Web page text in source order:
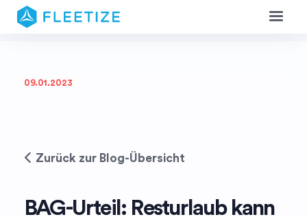
09.01.2023
Zurück zur Blog-Übersicht
BAG-Urteil: Resturlaub kann